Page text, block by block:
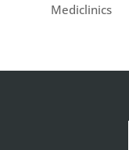
Mediclinics